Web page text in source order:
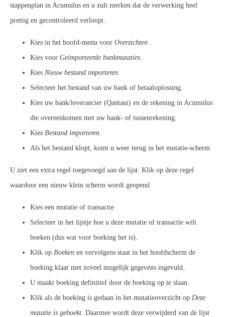
stappenplan in Acumulus en u zult merken dat de verwerking heel
prettig en gecontroleerd verloopt.
Kies in het hoofd-menu voor Overzichten .
Kies voor Geïmporteerde bankmutaties.
Kies Nieuw bestand importeren.
Selecteer het bestand van uw bank of betaaloplossing.
Kies uw bank/leverancier (Qantani) en de rekening in Acumulus
die overeenkomen met uw bank- of tussenrekening.
Kies Bestand importeren.
Als het bestand klopt, komt u weer terug in het mutatie-scherm.
U ziet een extra regel toegevoegd aan de lijst. Klik op deze regel
waardoor een nieuw klein scherm wordt geopend.
Kies een mutatie of transactie.
Selecteer in het lijstje hoe u deze mutatie of transactie wilt
boeken (dus wat voor boeking het is).
Klik op Boeken en vervolgens staat in het hoofdscherm de
boeking klaar met zoveel mogelijk gegevens ingevuld..
U maakt boeking definitief door de boeking op te slaan.
Klik als de boeking is gedaan in het mutatieoverzicht op Deze
mutatie is geboekt. Daarmee wordt deze verwijderd van de lijst